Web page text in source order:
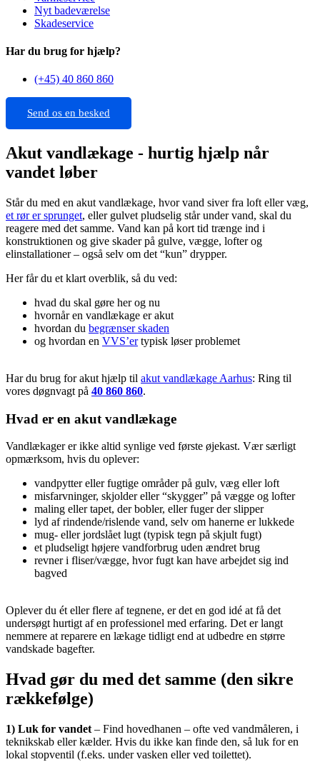
Nyt badeværelse
Skadeservice
Har du brug for hjælp?
(+45) 40 860 860
Send os en besked
Akut vandlækage - hurtig hjælp når
vandet løber
Står du med en akut vandlækage, hvor vand siver fra loft eller væg,
et rør er sprunget, eller gulvet pludselig står under vand, skal du
reagere med det samme. Vand kan på kort tid trænge ind i
konstruktionen og give skader på gulve, vægge, lofter og
elinstallationer – også selv om det “kun” drypper.
Her får du et klart overblik, så du ved:
hvad du skal gøre her og nu
hvornår en vandlækage er akut
hvordan du begrænser skaden
og hvordan en VVS’ertypisk løser problemet
Har du brug for akut hjælp til akut vandlækage Aarhus: Ring til
vores døgnvagt på 40 860 860.
Hvad er en akut vandlækage
Vandlækager er ikke altid synlige ved første øjekast. Vær særligt
opmærksom, hvis du oplever:
vandpytter eller fugtige områder på gulv, væg eller loft
misfarvninger, skjolder eller “skygger” på vægge og lofter
maling eller tapet, der bobler, eller fuger der slipper
lyd af rindende/rislende vand, selv om hanerne er lukkede
mug- eller jordslået lugt (typisk tegn på skjult fugt)
et pludseligt højere vandforbrug uden ændret brug
revner i fliser/vægge, hvor fugt kan have arbejdet sig ind
bagved
Oplever du ét eller flere af tegnene, er det en god idé at få det
undersøgt hurtigt af en professionel med erfaring. Det er langt
nemmere at reparere en lækage tidligt end at udbedre en større
vandskade bagefter.
Hvad gør du med det samme (den sikre
rækkefølge)
1) Luk for vandet – Find hovedhanen – ofte ved vandmåleren, i
teknikskab eller kælder. Hvis du ikke kan finde den, så luk for en
lokal stopventil (f.eks. under vasken eller ved toilettet).